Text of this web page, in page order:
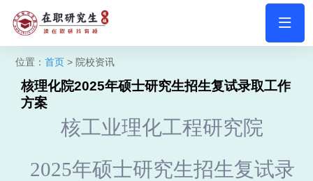
位置： 首页 > 院校资讯
核理化院2025年硕士研究生招生复试录取工作
方案
核工业理化工程研究院
2025年硕士研究生招生复试录